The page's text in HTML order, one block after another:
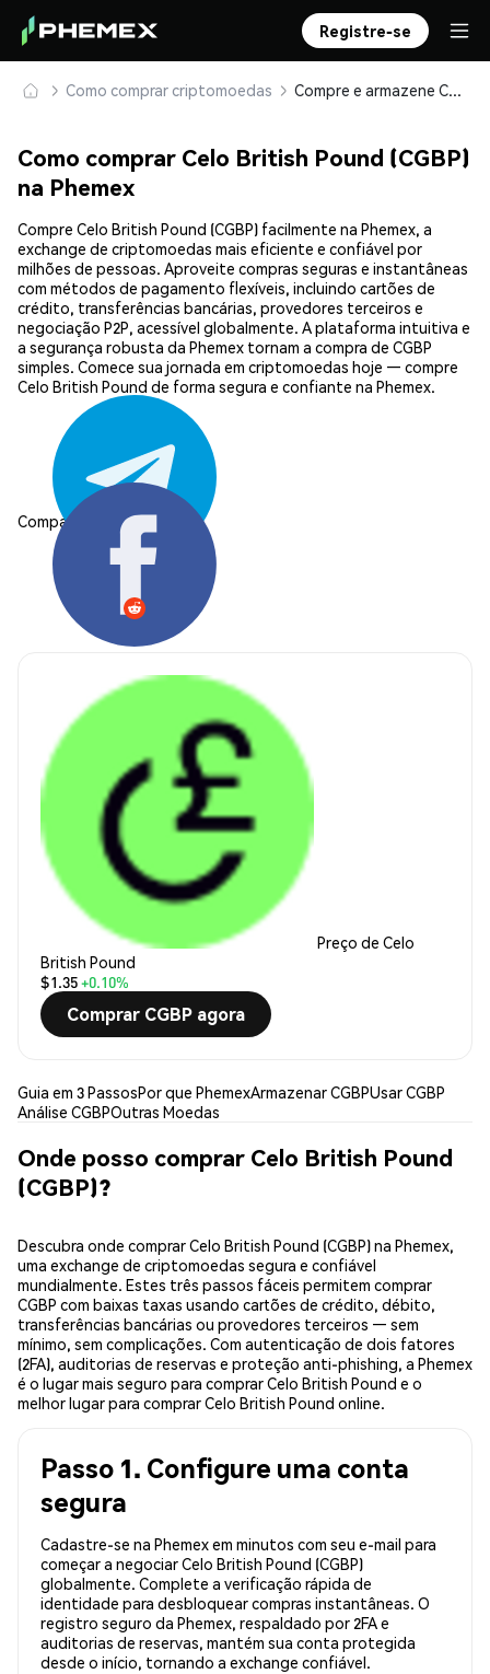
Registre-se
Como comprar criptomoedas Compre e armazene Celo British Pound (CGBP) com segurança
Como comprar Celo British Pound (CGBP)
na Phemex
Compre Celo British Pound (CGBP) facilmente na Phemex, a
exchange de criptomoedas mais eficiente e confiável por
milhões de pessoas. Aproveite compras seguras e instantâneas
com métodos de pagamento flexíveis, incluindo cartões de
crédito, transferências bancárias, provedores terceiros e
negociação P2P, acessível globalmente. A plataforma intuitiva e
a segurança robusta da Phemex tornam a compra de CGBP
simples. Comece sua jornada em criptomoedas hoje — compre
Celo British Pound de forma segura e confiante na Phemex.
Compartilhar:
Preço de Celo
British Pound
$1.35+0.10%
Comprar CGBP agora
Guia em 3 PassosPor que PhemexArmazenar CGBPUsar CGBP
Análise CGBPOutras Moedas
Onde posso comprar Celo British Pound
(CGBP)?
Descubra onde comprar Celo British Pound (CGBP) na Phemex,
uma exchange de criptomoedas segura e confiável
mundialmente. Estes três passos fáceis permitem comprar
CGBP com baixas taxas usando cartões de crédito, débito,
transferências bancárias ou provedores terceiros — sem
mínimo, sem complicações. Com autenticação de dois fatores
(2FA), auditorias de reservas e proteção anti-phishing, a Phemex
é o lugar mais seguro para comprar Celo British Pound e o
melhor lugar para comprar Celo British Pound online.
Passo 1. Configure uma conta
segura
Cadastre-se na Phemex em minutos com seu e-mail para
começar a negociar Celo British Pound (CGBP)
globalmente. Complete a verificação rápida de
identidade para desbloquear compras instantâneas. O
registro seguro da Phemex, respaldado por 2FA e
auditorias de reservas, mantém sua conta protegida
desde o início, tornando a exchange confiável.